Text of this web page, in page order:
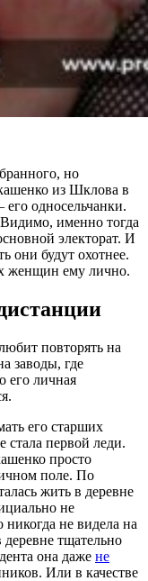
но
из Шклова в
односельчанки.
именно тогда
электорат. И
они будут охотнее.
женщин ему лично.
повторять на
заводы, где
его личная
его старших
первой леди.
просто
поле. По
жить в деревне
не
не видела на
тщательно
она даже не
Или в качестве